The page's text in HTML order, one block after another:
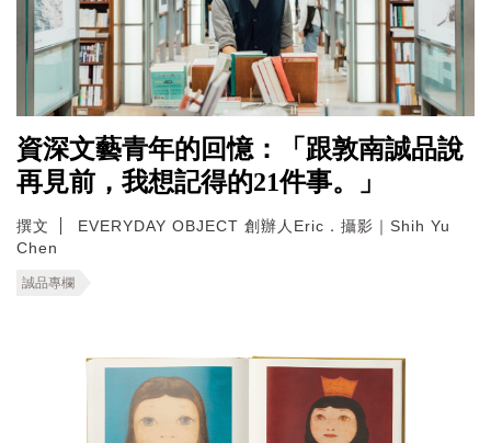
資深文藝青年的回憶：「跟敦南誠品說
再見前，我想記得的21件事。」
撰文
EVERYDAY OBJECT 創辦人Eric．攝影｜Shih Yu
Chen
誠品專欄